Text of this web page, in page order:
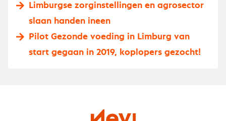
Limburgse zorginstellingen en agrosector
slaan handen ineen
Pilot Gezonde voeding in Limburg van
start gegaan in 2019, koplopers gezocht!